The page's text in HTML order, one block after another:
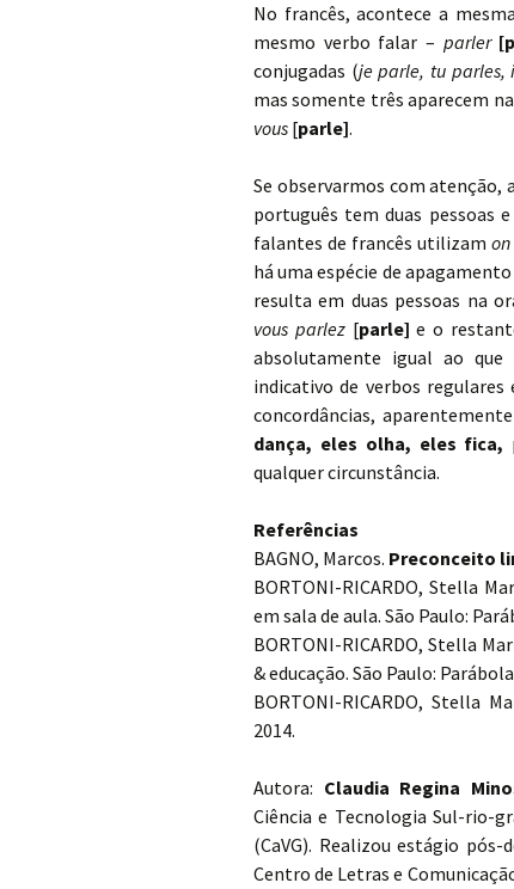
No francês, acontece a
mesmo verbo falar – parler
conjugadas (je parle, tu parles,
mas somente três aparecem
vous [parle].
Se observarmos com atenção,
português tem duas pessoas
falantes de francês utilizam
há uma espécie de
resulta em duas pessoas na
vous parlez[parle] e o
absolutamente igual ao
indicativo de verbos
concordâncias,
dança, eles olha, eles fica,
qualquer circunstância.
Referências
BAGNO, Marcos. Preconceito
BORTONI-RICARDO, Stella
em sala de aula. São Paulo:
BORTONI-RICARDO, Stella
& educação. São Paulo:
BORTONI-RICARDO, Stella
2014.
Autora: Claudia Regina
Ciência e Tecnologia Sul-rio-
(CaVG). Realizou estágio
Centro de Letras e